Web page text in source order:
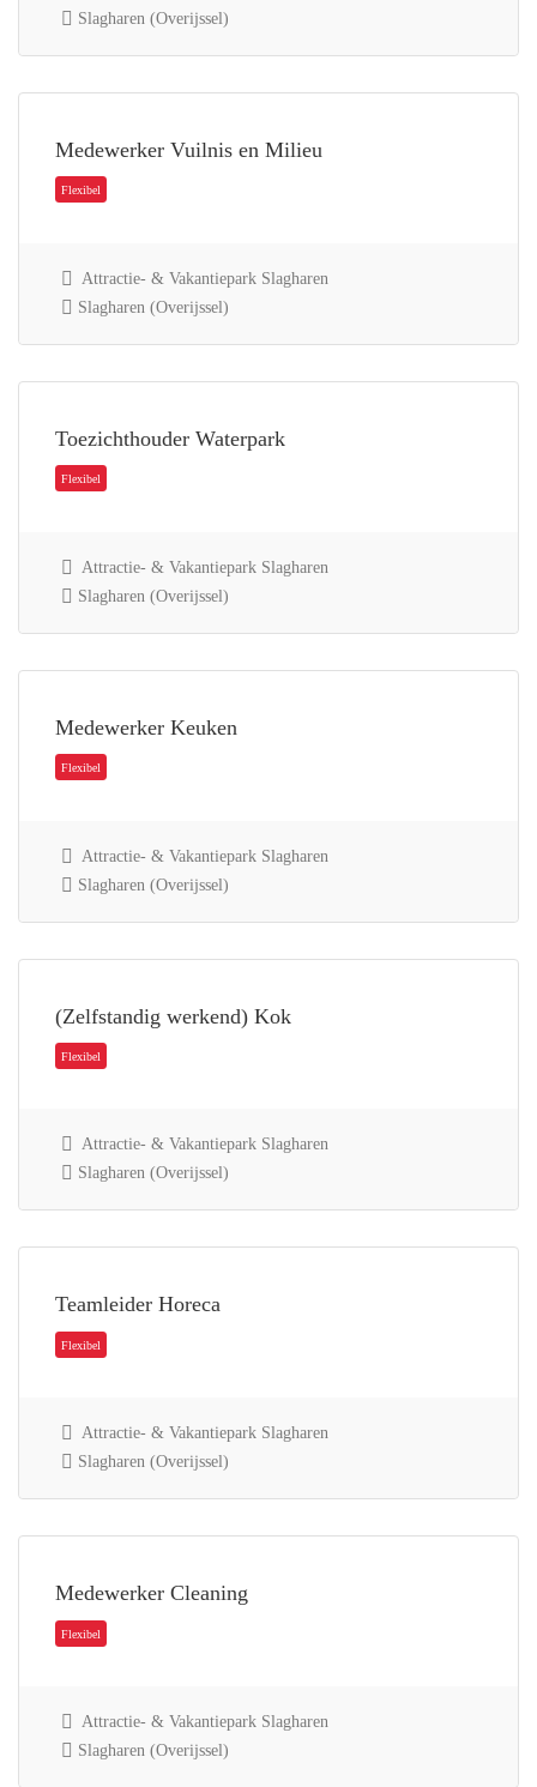
Slagharen (Overijssel)
Medewerker Vuilnis en Milieu
Attractie- & Vakantiepark Slagharen
Slagharen (Overijssel)
Toezichthouder Waterpark
Flexibel
Attractie- & Vakantiepark Slagharen
Slagharen (Overijssel)
Medewerker Keuken
Flexibel
Attractie- & Vakantiepark Slagharen
Slagharen (Overijssel)
(Zelfstandig werkend) Kok
Attractie- & Vakantiepark Slagharen
Slagharen (Overijssel)
Teamleider Horeca
Attractie- & Vakantiepark Slagharen
Slagharen (Overijssel)
Medewerker Cleaning
Attractie- & Vakantiepark Slagharen
Slagharen (Overijssel)